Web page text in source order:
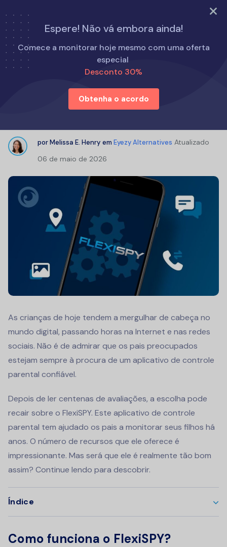
EXPERIMENTE AGORA
Espere! Não vá embora ainda!
Comece a monitorar hoje mesmo com uma oferta
especial
Desconto 30%
Obtenha o acordo
Início
Alternativas ao Eyezy
FlexiSPY Review: How to Install & How Much Does It Cost?
FlexiSPY Review: How to Install &
How Much Does It Cost?
porMelissa E. Henry em Eyezy Alternatives Atualizado
06 de maio de 2026
As crianças de hoje tendem a mergulhar de cabeça no
mundo digital, passando horas na Internet e nas redes
sociais. Não é de admirar que os pais preocupados
estejam sempre à procura de um aplicativo de controle
parental confiável.
Depois de ler centenas de avaliações, a escolha pode
recair sobre o FlexiSPY. Este aplicativo de controle
parental tem ajudado os pais a monitorar seus filhos há
anos. O número de recursos que ele oferece é
impressionante. Mas será que ele é realmente tão bom
assim? Continue lendo para descobrir.
Índice
Como funciona o FlexiSPY?